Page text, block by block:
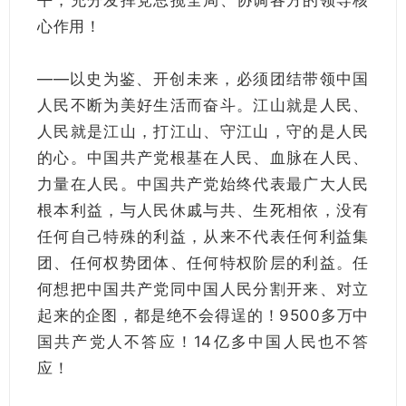
心作用！
——以史为鉴、开创未来，必须团结带领中国
人民不断为美好生活而奋斗。江山就是人民、
人民就是江山，打江山、守江山，守的是人民
的心。中国共产党根基在人民、血脉在人民、
力量在人民。中国共产党始终代表最广大人民
根本利益，与人民休戚与共、生死相依，没有
任何自己特殊的利益，从来不代表任何利益集
团、任何权势团体、任何特权阶层的利益。任
何想把中国共产党同中国人民分割开来、对立
起来的企图，都是绝不会得逞的！9500多万中
国共产党人不答应！14亿多中国人民也不答
应！